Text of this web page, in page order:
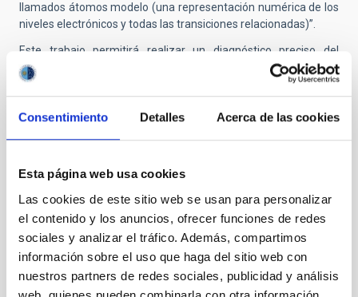
Consentimiento Detalles Acerca de las cookies
Esta página web usa cookies
Las cookies de este sitio web se usan para personalizar
el contenido y los anuncios, ofrecer funciones de redes
sociales y analizar el tráfico. Además, compartimos
información sobre el uso que haga del sitio web con
nuestros partners de redes sociales, publicidad y análisis
llamados átomos modelo (una representación numérica de los
niveles electrónicos y todas las transiciones relacionadas)”.
Este trabajo permitirá realizar un diagnóstico preciso del
contenido de metales en la superficie de las estrellas masivas
(principalmente carbono, nitrógeno, oxígeno y helio), mediante
espectroscopia cuantitativa y permitirá formular previsiones
sobre la evolución de las estrellas masivas, aún desconocida en